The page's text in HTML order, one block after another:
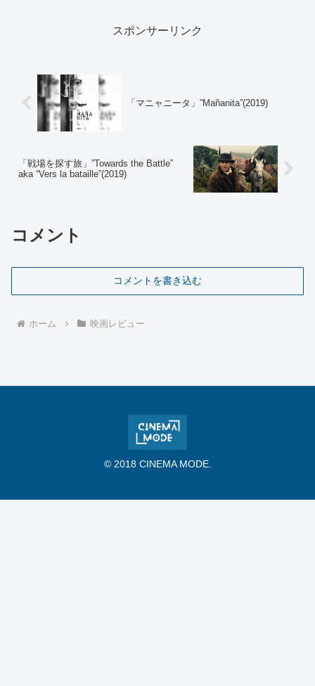
スポンサーリンク
「マニャニータ」”Mañanita”(2019)
「戦場を探す旅」”Towards the Battle”
aka “Vers la bataille”(2019)
コメント
コメントを書き込む
ホーム 映画レビュー
© 2018 CINEMA MODE.